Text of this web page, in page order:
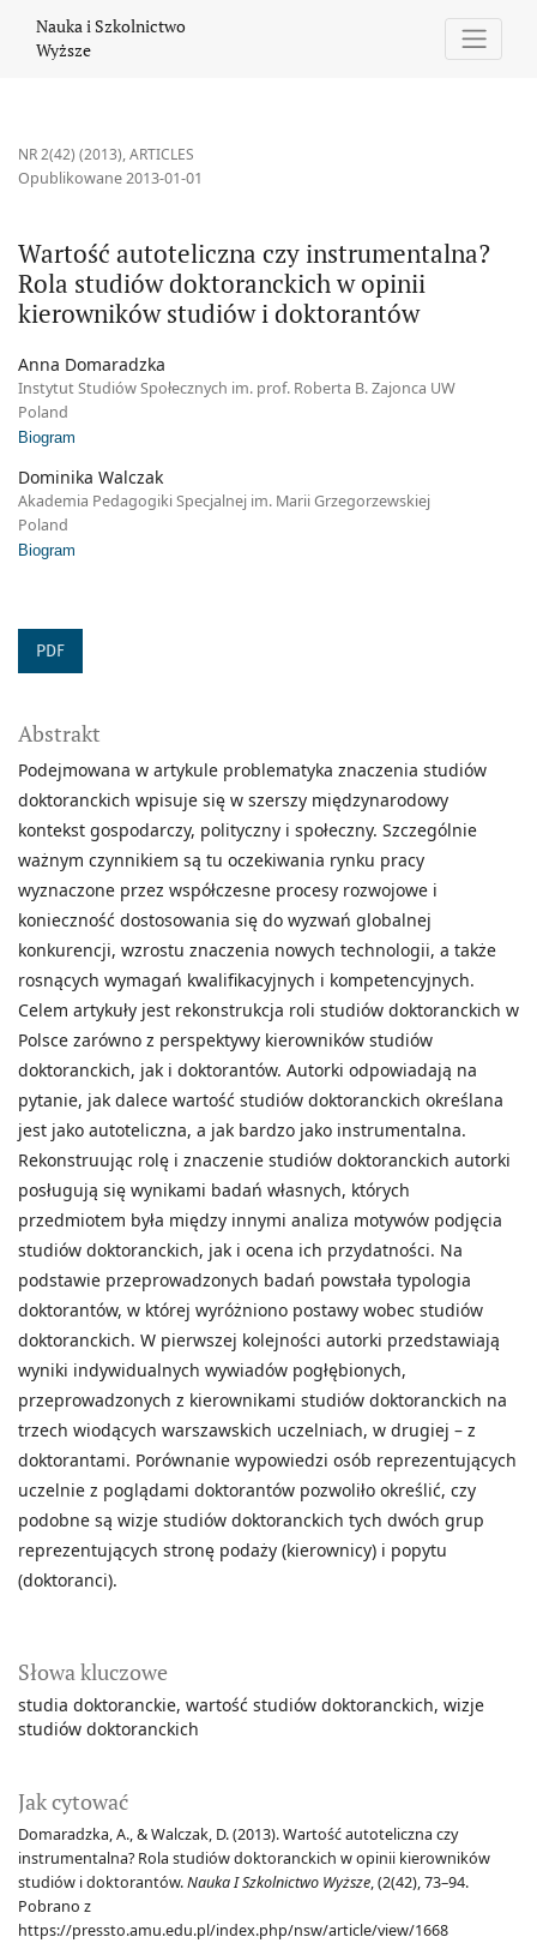
Nauka i Szkolnictwo
Wyższe
NR 2(42) (2013),ARTICLES
Wartość autoteliczna czy instrumentalna?
Rola studiów doktoranckich w opinii
kierowników studiów i doktorantów
Opublikowane 2013-01-01
Anna Domaradzka
Instytut Studiów Społecznych im. prof. Roberta B. Zajonca UW
Poland
Biogram
Dominika Walczak
Akademia Pedagogiki Specjalnej im. Marii Grzegorzewskiej
Poland
Biogram
PDF
Słowa kluczowe
studia doktoranckie wartość studiów doktoranckich wizje
studiów doktoranckich
Jak cytować
Domaradzka, A., & Walczak, D. (2013). Wartość autoteliczna czy
instrumentalna? Rola studiów doktoranckich w opinii kierowników
studiów i doktorantów.Nauka I Szkolnictwo Wyższe, (2(42), 73–94.
Pobrano z
https://pressto.amu.edu.pl/index.php/nsw/article/view/1668
Abstrakt
Podejmowana w artykule problematyka znaczenia studiów
doktoranckich wpisuje się w szerszy międzynarodowy
kontekst gospodarczy, polityczny i społeczny. Szczególnie
ważnym czynnikiem są tu oczekiwania rynku pracy
wyznaczone przez współczesne procesy rozwojowe i
konieczność dostosowania się do wyzwań globalnej
konkurencji, wzrostu znaczenia nowych technologii, a także
rosnących wymagań kwalifikacyjnych i kompetencyjnych.
Celem artykuły jest rekonstrukcja roli studiów doktoranckich w
Polsce zarówno z perspektywy kierowników studiów
doktoranckich, jak i doktorantów. Autorki odpowiadają na
pytanie, jak dalece wartość studiów doktoranckich określana
jest jako autoteliczna, a jak bardzo jako instrumentalna.
Rekonstruując rolę i znaczenie studiów doktoranckich autorki
posługują się wynikami badań własnych, których
przedmiotem była między innymi analiza motywów podjęcia
studiów doktoranckich, jak i ocena ich przydatności. Na
podstawie przeprowadzonych badań powstała typologia
doktorantów, w której wyróżniono postawy wobec studiów
doktoranckich. W pierwszej kolejności autorki przedstawiają
wyniki indywidualnych wywiadów pogłębionych,
przeprowadzonych z kierownikami studiów doktoranckich na
trzech wiodących warszawskich uczelniach, w drugiej – z
doktorantami. Porównanie wypowiedzi osób reprezentujących
uczelnie z poglądami doktorantów pozwoliło określić, czy
podobne są wizje studiów doktoranckich tych dwóch grup
reprezentujących stronę podaży (kierownicy) i popytu
(doktoranci).